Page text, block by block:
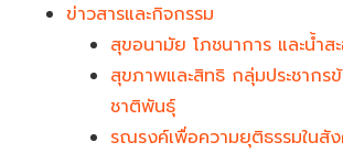
ข่าวสารและกิจกรรม
สุขอนามัย โภชนาการ และน้ำส
สุขภาพและสิทธิ กลุ่มประชากร
ชาติพันธุ์
รณรงค์เพื่อความยุติธรรมในสั